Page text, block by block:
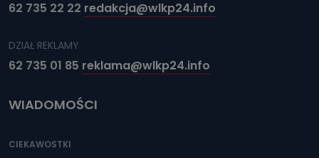
62 735 22 22 redakcja@wlkp24.info
DZIAŁ REKLAMY
62 735 01 85 reklama@wlkp24.info
WIADOMOŚCI
CIEKAWOSTKI